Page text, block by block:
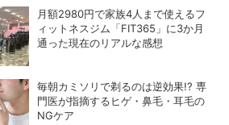
月額2980円で家族4人まで使えるフ
ィットネスジム「FIT365」に3か月
通った現在のリアルな感想
毎朝カミソリで剃るのは逆効果!? 専
門医が指摘するヒゲ・鼻毛・耳毛の
NGケア